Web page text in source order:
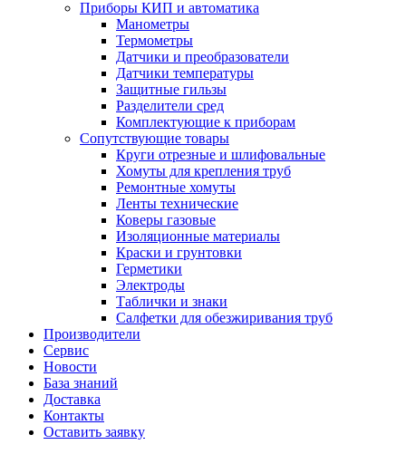
Приборы КИП и автоматика
Манометры
Термометры
Датчики и преобразователи
Датчики температуры
Защитные гильзы
Разделители сред
Комплектующие к приборам
Сопутствующие товары
Круги отрезные и шлифовальные
Хомуты для крепления труб
Ремонтные хомуты
Ленты технические
Коверы газовые
Изоляционные материалы
Краски и грунтовки
Герметики
Электроды
Таблички и знаки
Салфетки для обезжиривания труб
Производители
Сервис
Новости
База знаний
Доставка
Контакты
Оставить заявку